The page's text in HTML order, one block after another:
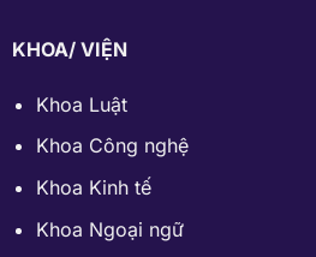
KHOA/ VIỆN
Khoa Luật
Khoa Công nghệ
Khoa Kinh tế
Khoa Ngoại ngữ